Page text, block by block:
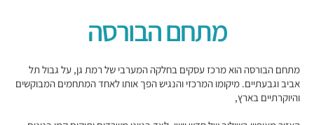
מתחם הבורסה
מתחם הבורסה הוא מרכז עסקים בחלקה המערבי של רמת גן, על גבול תל
אביב וגבעתיים. מיקומו המרכזי והנגיש הפך אותו לאחד המתחמים המבוקשים
והיוקרתיים בארץ,